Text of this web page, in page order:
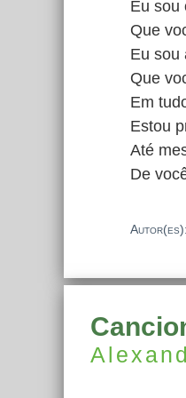
Eu sou
Que
Eu sou
Que
Em
Estou
Até
De
Autor(es):